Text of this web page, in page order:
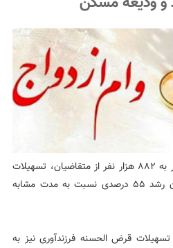
ارشد بانک
و گروه صنعتی انتخاب
كسب‌و‌كار بی‌اغماض عمل می‌كنیم
جمعیت از ۱۰ فروردین تا تاریخ 14 اسفندماه ماه امسال، شبکه بانکی کشور به 882 هزار نفر از متقاضیان، تسهیلات
قرض الحسنه ازدواج به مبلغ 121 همت پرداخت کرده است که این میزان رشد 55 درصدی نسبت به مدت مشابه
تا 14 اسفندماه سال جاری تسهیلات قرض الحسنه فرزندآوری نیز به